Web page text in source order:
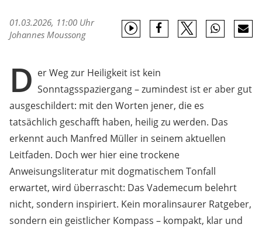
01.03.2026, 11:00 Uhr
Johannes Moussong
D er Weg zur Heiligkeit ist kein
Sonntagsspaziergang – zumindest ist er aber gut
ausgeschildert: mit den Worten jener, die es
tatsächlich geschafft haben, heilig zu werden. Das
erkennt auch Manfred Müller in seinem aktuellen
Leitfaden. Doch wer hier eine trockene
Anweisungsliteratur mit dogmatischem Tonfall
erwartet, wird überrascht: Das Vademecum belehrt
nicht, sondern inspiriert. Kein moralinsaurer Ratgeber,
sondern ein geistlicher Kompass – kompakt, klar und